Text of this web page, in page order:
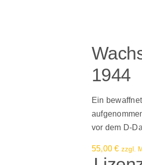
1944
Ein
vor dem D-
55,00€ zzgl.